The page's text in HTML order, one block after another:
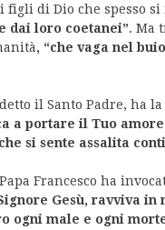
figli di Dio che spesso
dai loro coetanei”. Ma
, “che vaga nel
il Santo Padre, ha la
a portare il Tuo
si sente assalita
Francesco ha
Gesù, ravviva
ogni male e ogni